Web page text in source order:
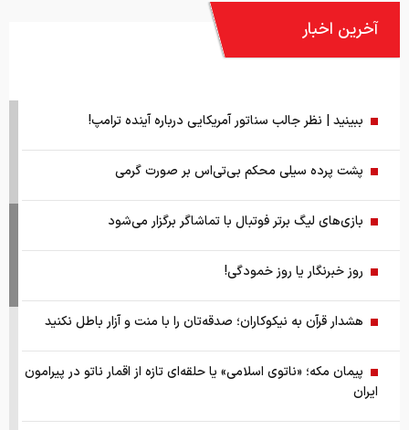
آخرین اخبار
ببینید | نظر جالب سناتور آمریکایی درباره آینده ترامپ!
پشت پرده سیلی محکم بی‌تی‌اس بر صورت گرمی
بازی‌های لیگ برتر فوتبال با تماشاگر برگزار می‌شود
روز خبرنگار یا روز خمودگی!
هشدار قرآن به نیکوکاران؛ صدقه‌تان را با منت و آزار باطل نکنید
پیمان مکه؛ «ناتوی اسلامی» یا حلقه‌ای تازه از اقمار ناتو در پیرامون
ایران